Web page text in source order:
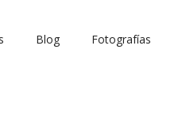
Blog Fotografías